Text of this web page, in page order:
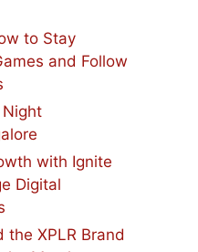
to Stay
and Follow
Night
with Ignite
Digital
the XPLR Brand